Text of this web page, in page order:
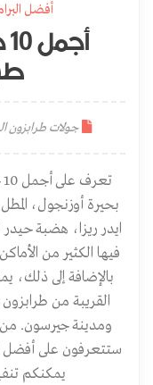
أفضل
جولات طرابزون
بحيرة أوزنجول،
ايدر ريزا، هضبة
فيها الكثير من
بالإضافة إلى ذلك،
القريبة من
ومدينة جيرسون. من
يمكنكم